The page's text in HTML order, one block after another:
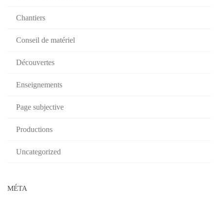
Chantiers
Conseil de matériel
Découvertes
Enseignements
Page subjective
Productions
Uncategorized
MÉTA